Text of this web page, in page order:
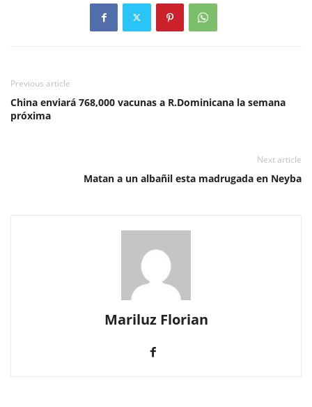
Previous article
China enviará 768,000 vacunas a R.Dominicana la semana
próxima
Next article
Matan a un albañil esta madrugada en Neyba
Mariluz Florian